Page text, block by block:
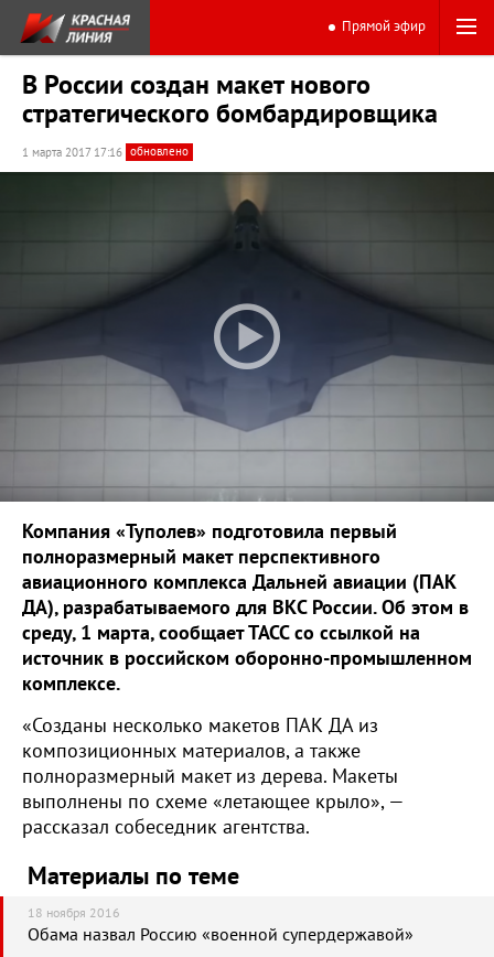
Прямой эфир
В России создан макет нового
стратегического бомбардировщика
1 марта 2017 17:16 обновлено
Компания «Туполев» подготовила первый
полноразмерный макет перспективного
авиационного комплекса Дальней авиации (ПАК
ДА), разрабатываемого для ВКС России. Об этом в
среду, 1 марта, сообщает ТАСС со ссылкой на
источник в российском оборонно-промышленном
комплексе.
«Созданы несколько макетов ПАК ДА из
композиционных материалов, а также
полноразмерный макет из дерева. Макеты
выполнены по схеме «летающее крыло», —
рассказал собеседник агентства.
Материалы по теме
18 ноября 2016
Обама назвал Россию «военной супердержавой»